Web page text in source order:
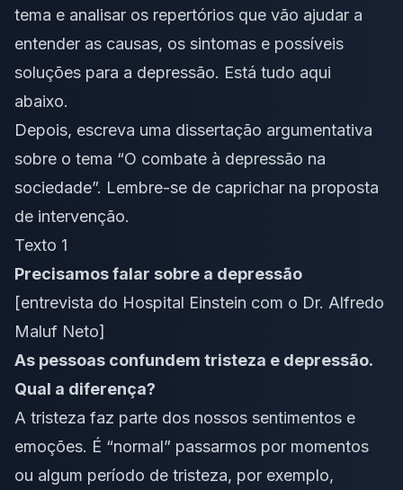
tema e analisar os repertórios que vão ajudar a
entender as causas, os sintomas e possíveis
soluções para a depressão. Está tudo aqui
abaixo.
Depois, escreva uma dissertação argumentativa
sobre o tema “O combate à depressão na
sociedade”. Lembre-se de caprichar na proposta
de intervenção.
Texto 1
Precisamos falar sobre a depressão
[entrevista do Hospital Einstein com o Dr. Alfredo
Maluf Neto]
As pessoas confundem tristeza e depressão.
Qual a diferença?
A tristeza faz parte dos nossos sentimentos e
emoções. É “normal” passarmos por momentos
ou algum período de tristeza, por exemplo,